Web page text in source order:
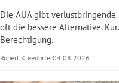
Die AUA gibt
oft die bessere Alternative.
Berechtigung.
Robert Kleedorfer04.08.2026